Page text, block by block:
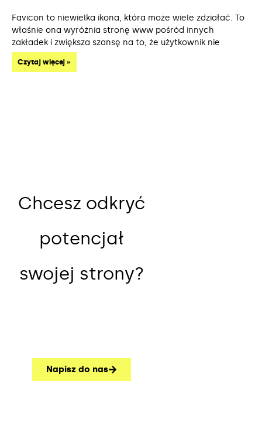
Favicon to niewielka ikona, która może wiele zdziałać. To
właśnie ona wyróżnia stronę www pośród innych
zakładek i zwiększa szansę na to, że użytkownik nie
Czytaj więcej »
Chcesz odkryć
potencjał
swojej strony?
Napisz do nas